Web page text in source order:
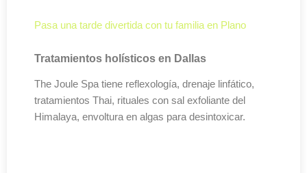
Pasa una tarde divertida con tu familia en Plano
Tratamientos holísticos en Dallas
The Joule Spa tiene reflexología, drenaje linfático,
tratamientos Thai, rituales con sal exfoliante del
Himalaya, envoltura en algas para desintoxicar.